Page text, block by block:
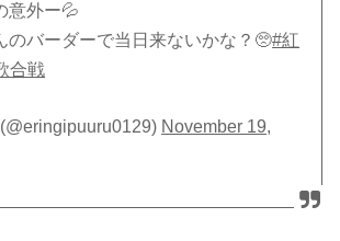
意外ー💦
のバーダーで当日来ないかな？🥺#紅
合戦
November 19,